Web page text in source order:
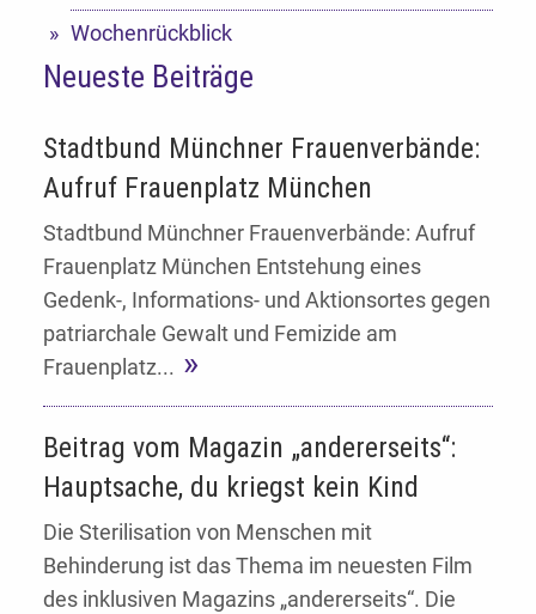
Wochenrückblick
Neueste Beiträge
Stadtbund Münchner Frauenverbände:
Aufruf Frauenplatz München
Stadtbund Münchner Frauenverbände: Aufruf
Frauenplatz München Entstehung eines
Gedenk-, Informations- und Aktionsortes gegen
patriarchale Gewalt und Femizide am
Frauenplatz...
Beitrag vom Magazin „andererseits“:
Hauptsache, du kriegst kein Kind
Die Sterilisation von Menschen mit
Behinderung ist das Thema im neuesten Film
des inklusiven Magazins „andererseits“. Die